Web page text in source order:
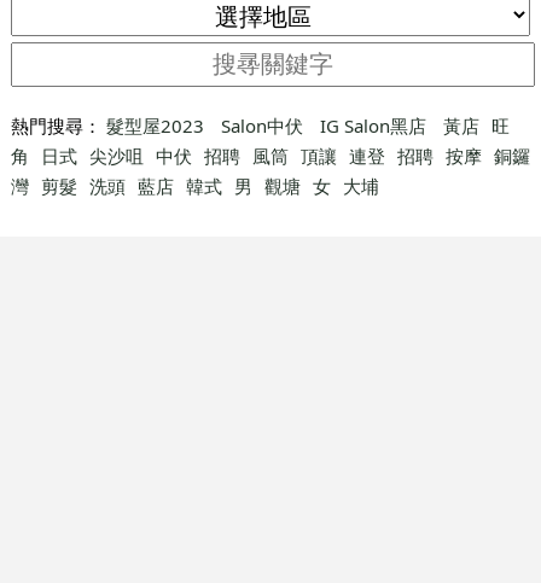
熱門搜尋： 髮型屋2023 Salon中伏 IG Salon黑店 黃店 旺
角
日式 尖沙咀 中伏 招聘 風筒 頂讓 連登 招聘 按摩 銅鑼
灣 剪髮 洗頭 藍店 韓式 男 觀塘 女 大埔